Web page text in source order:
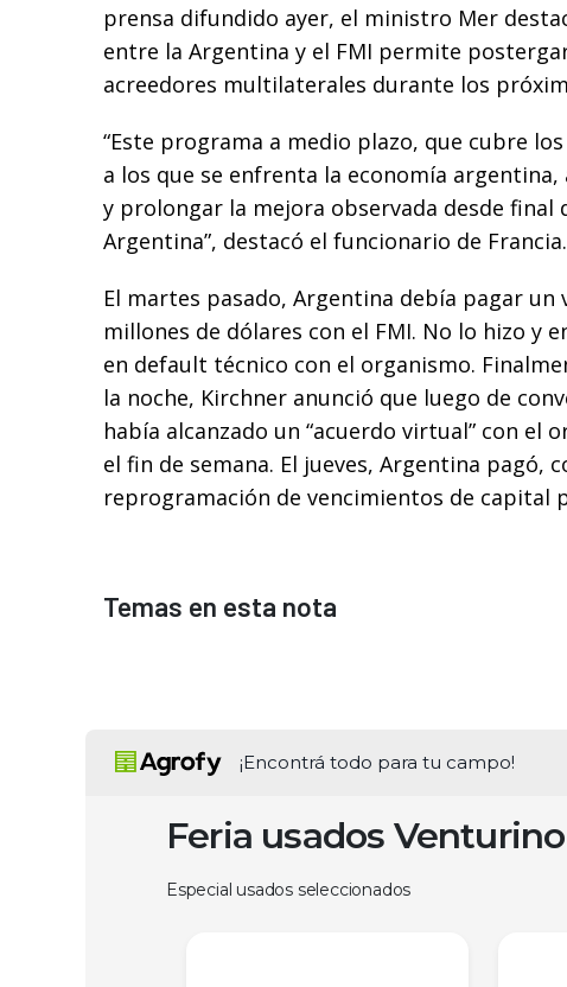
prensa difundido ayer, el ministro Mer
entre la Argentina y el FMI permite
acreedores multilaterales durante los
“Este programa a medio plazo, que cubre
a los que se enfrenta la economía
y prolongar la mejora observada desde final
Argentina”, destacó el funcionario de Francia.
El martes pasado, Argentina debía pagar un
millones de dólares con el FMI. No lo hizo y
en default técnico con el organismo.
la noche, Kirchner anunció que luego de
había alcanzado un “acuerdo virtual” con el
el fin de semana. El jueves, Argentina pagó,
reprogramación de vencimientos de capital
Temas en esta nota
¡Encontrá todo para tu campo!
Feria usados Venturino
Especial usados seleccionados